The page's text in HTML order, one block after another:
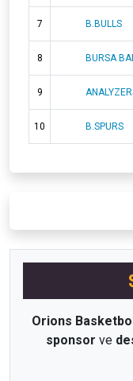
7 B.BULLS
8 BURSA
9
10 B.SPURS
Orions
sponsor ve